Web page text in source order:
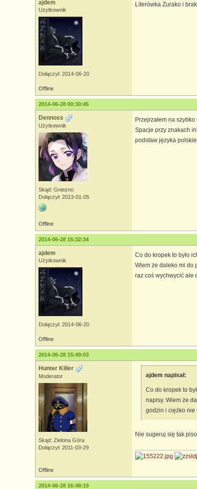
ajdem
Użytkownik
Dołączył: 2014-06-20
Literówka Zurako i
Offline
2014-06-28 00:30:45
Dennoss
Użytkownik
Skąd: Gniezno
Dołączył: 2013-01-05
Przejrzałem na
Spacje przy znakach
podstaw języka
Offline
2014-06-28 15:32:34
ajdem
Użytkownik
Dołączył: 2014-06-20
Co do kropek to było
Wiem że daleko mi do
raz coś wychwycić ale
Offline
2014-06-28 15:49:03
Hunter Killer
Moderator
Skąd: Zielona Góra
Dołączył: 2011-03-29
ajdem napisał:
Co do kropek to
napisy. Wiem że
godzin i ciężko nie
Nie sugeruj się tak
Offline
2014-06-28 16:48:19